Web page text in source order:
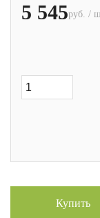
5 545руб. /
Купить